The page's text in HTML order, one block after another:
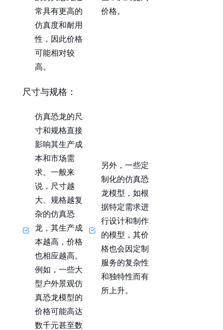
常具有更高的
仿真度和耐用
性，因此价格
可能相对较
高。
价格。
尺寸与规格 ：
仿真恐龙的尺
寸和规格直接
影响其生产成
本和市场需
求。一般来
说，尺寸越
大、规格越复
杂的仿真恐
龙，其生产成
本越高，价格
也相应越高。
例如，一些大
型户外景观仿
真恐龙模型的
价格可能高达
数千元甚至数
另外，一些定
制化的仿真恐
龙模型，如根
据特定需求进
行设计和制作
的模型，其价
格也会因定制
服务的复杂性
和独特性而有
所上升。